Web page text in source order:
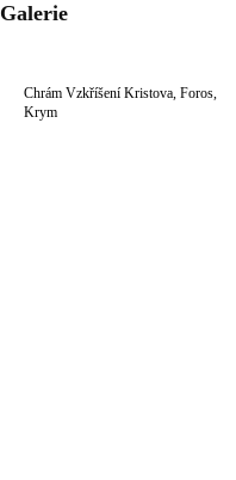
Galerie
Chrám Vzkříšení Kristova, Foros,
Krym